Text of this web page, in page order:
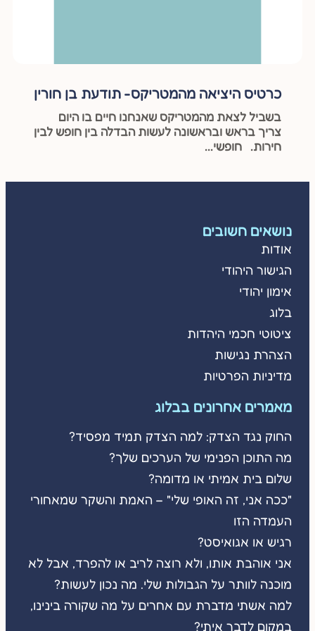
כרטיס היציאה מהמטריקס- תודעת בן חורין
בשביל לצאת מהמטריקס שאנחנו חיים בו היום
צריך בראש ובראשונה לעשות הבדלה בין חופש לבין
חירות. חופשי...
נושאים חשובים
אודות
הגישור היהודי
אימון יהודי
בלוג
ציטוטי חכמי היהדות
הצהרת נגישות
מדיניות הפרטיות
מאמרים אחרונים בבלוג
החוק נגד הצדק: למה הצדק תמיד מפסיד?
מה התוכן הפנימי של הערכים שלך?
שלום בית אמיתי או מדומה?
"ככה אני, זה האופי שלי" – האמת והשקר שמאחורי
העמדה הזו
רגיש או אגואיסט?
אני אוהבת אותו, ולא רוצה לריב או להפרד, אבל לא
מוכנה לוותר על הגבולות שלי. מה נכון לעשות?
למה אשתי מדברת עם אחרים על מה שקורה בינינו,
במקום לדבר איתי?